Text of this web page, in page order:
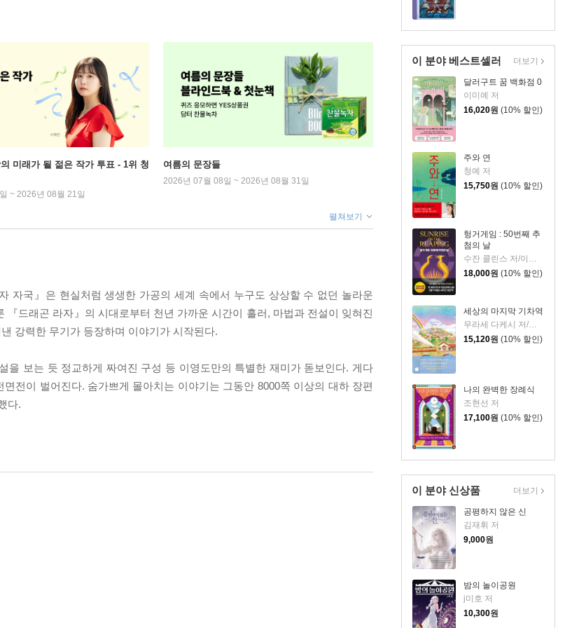
이 분야 베스트셀러
달러구트 꿈 백화점 0
이미예 저
16,020원 (10% 할인)
주와 연
청예 저
15,750원 (10% 할인)
헝거게임 : 50번째 추
첨의 날
수잔 콜린스 저/이원열 역
18,000원 (10% 할인)
세상의 마지막 기차역
15,120원 (10% 할인)
나의 완벽한 장례식
조현선 저
17,100원 (10% 할인)
더보기
이 분야 신상품
공평하지 않은 신
김재휘 저
9,000원
밤의 놀이공원
j미호 저
10,300원
더보기
미래가 될 젊은 작가 투표 - 1위 청
~ 2026년 08월 21일
여름의 문장들
2026년 07월 08일 ~ 2026년 08월 31일
펼쳐보기
자국』은 현실처럼 생생한 가공의 세계 속에서 누구도 상상할 수 없던 놀라운
드래곤 라자』의 시대로부터 천년 가까운 시간이 흘러, 마법과 전설이 잊혀진
강력한 무기가 등장하며 이야기가 시작된다.
을 보는 듯 정교하게 짜여진 구성 등 이영도만의 특별한 재미가 돋보인다. 게다
전이 벌어진다. 숨가쁘게 몰아치는 이야기는 그동안 8000쪽 이상의 대하 장편
다.